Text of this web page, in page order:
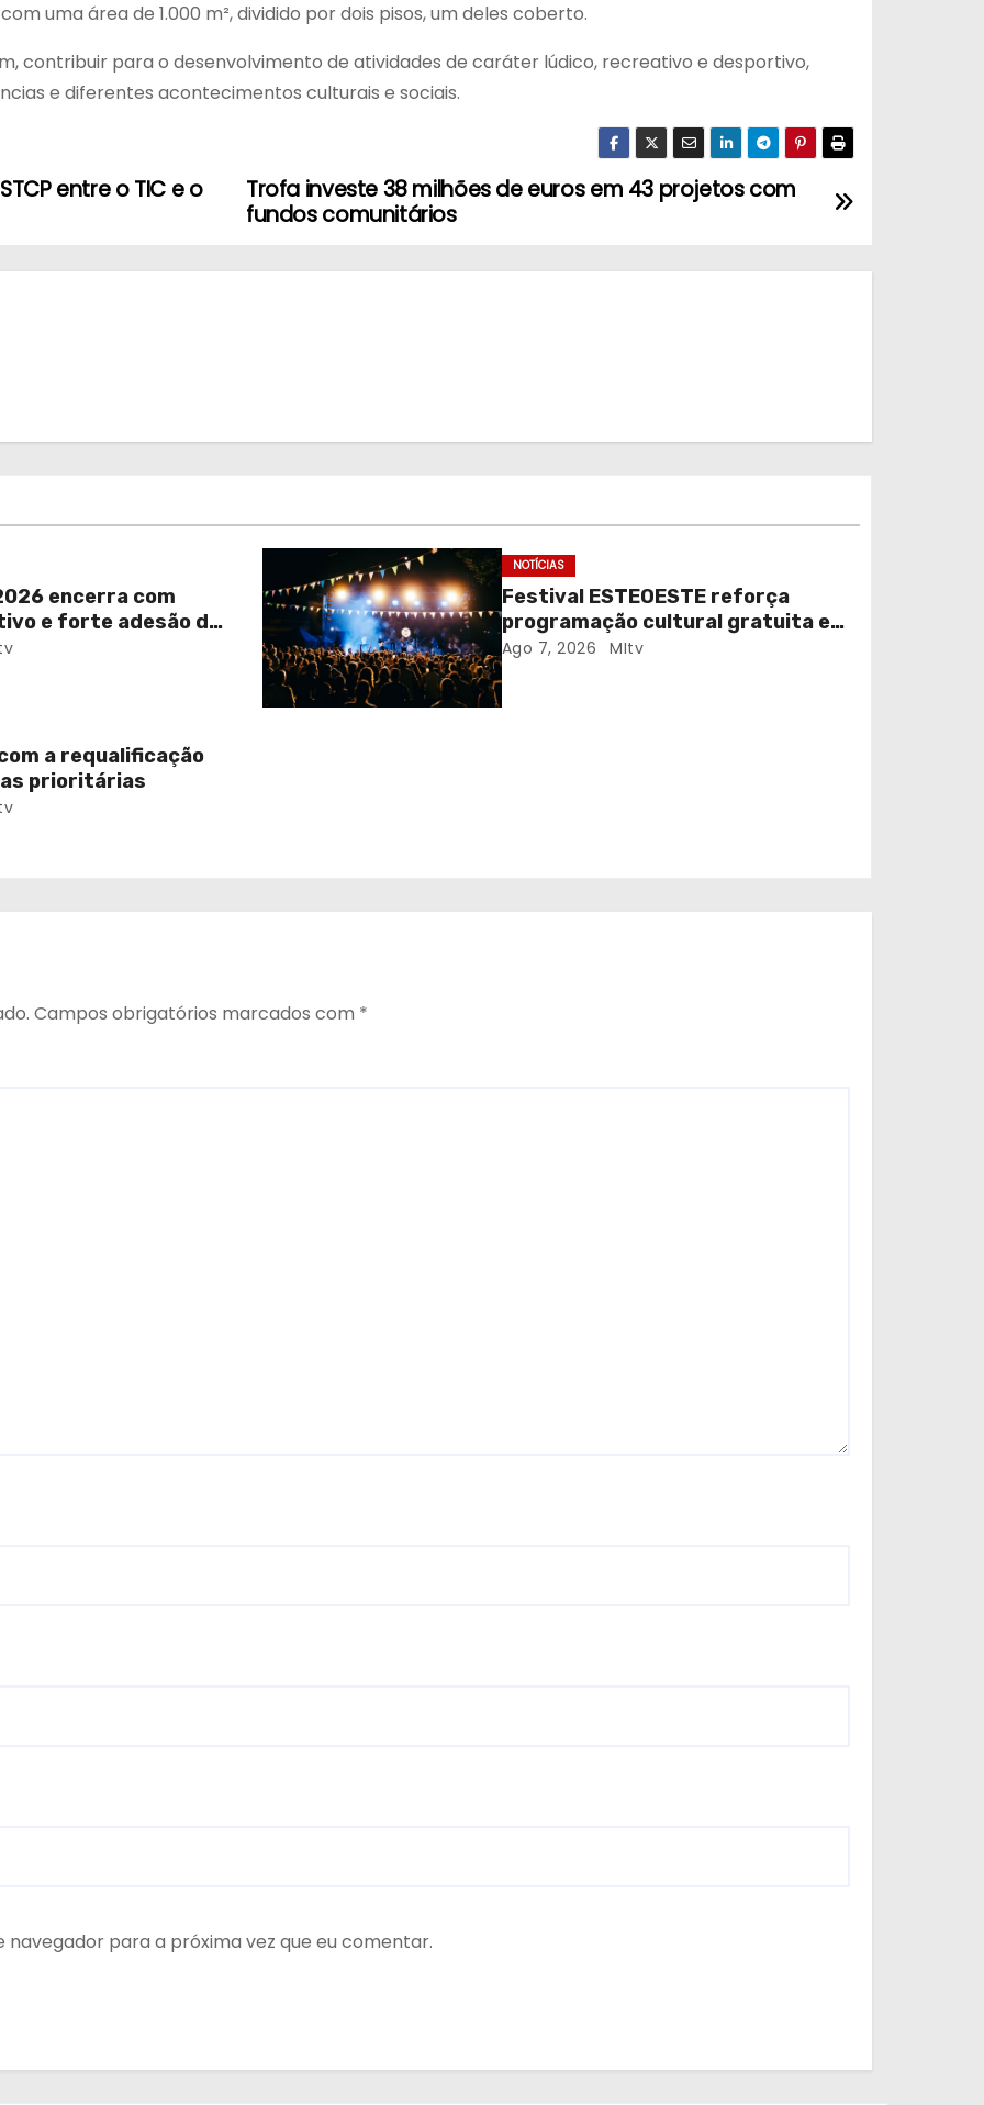
uma área de 1.000 m², dividido por dois pisos, um deles coberto.
contribuir para o desenvolvimento de atividades de caráter lúdico, recreativo e desportivo,
e diferentes acontecimentos culturais e sociais.
Trofa investe 38 milhões de euros em 43 projetos com
fundos comunitários
entre o TIC e o
encerra com
e forte adesão da
NOTÍCIAS
Festival ESTEOESTE reforça
programação cultural gratuita em
Braga
Ago 7, 2026 MItv
a requalificação
prioritárias
Campos obrigatórios marcados com *
para a próxima vez que eu comentar.